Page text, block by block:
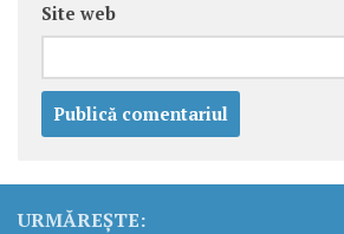
Site web
URMĂREȘTE: